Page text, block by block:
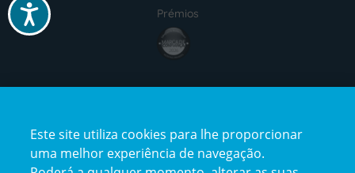
Acessibilidade Prémios
Este site utiliza cookies para lhe proporcionar
uma melhor experiência de navegação.